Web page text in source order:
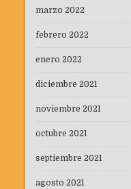
marzo 2022
febrero 2022
enero 2022
diciembre 2021
noviembre 2021
octubre 2021
septiembre 2021
agosto 2021